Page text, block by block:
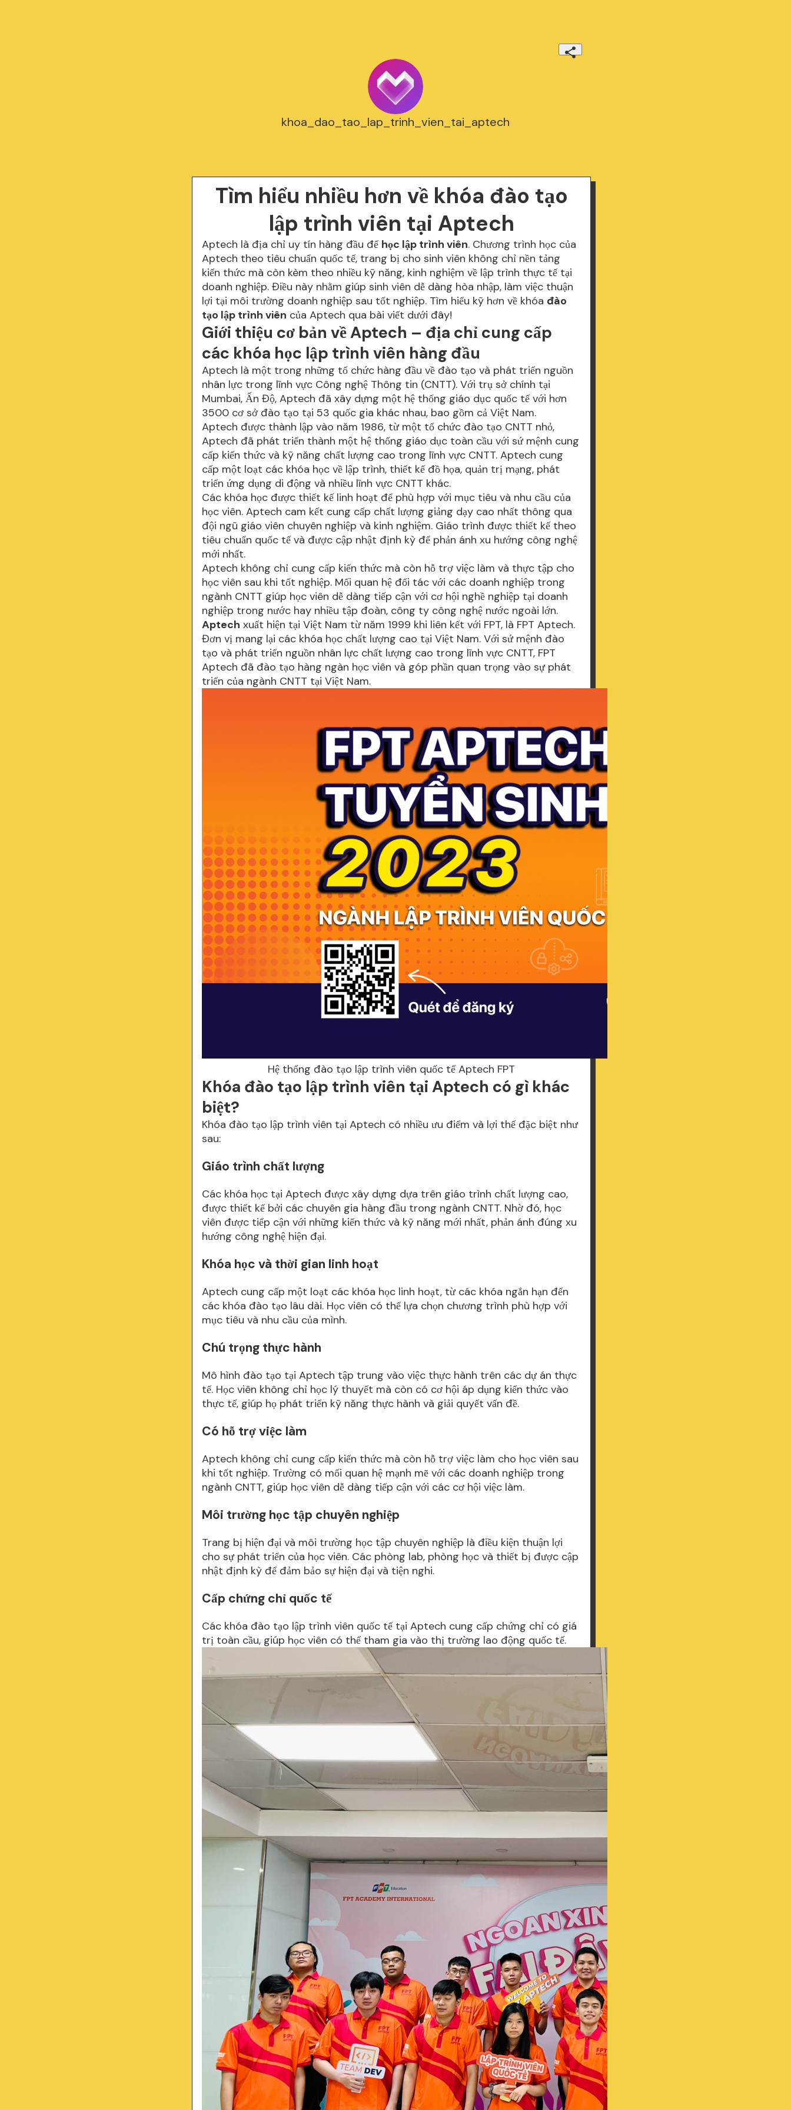
khoa_dao_tao_lap_trinh_vien_tai_aptech
Tìm hiểu nhiều hơn về khóa đào tạo
lập trình viên tại Aptech
Aptech là địa chỉ uy tín hàng đầu để học lập trình viên. Chương trình học của
Aptech theo tiêu chuẩn quốc tế, trang bị cho sinh viên không chỉ nền tảng
kiến thức mà còn kèm theo nhiều kỹ năng, kinh nghiệm về lập trình thực tế tại
doanh nghiệp. Điều này nhằm giúp sinh viên dễ dàng hòa nhập, làm việc thuận
lợi tại môi trường doanh nghiệp sau tốt nghiệp. Tìm hiểu kỹ hơn về khóa đào
tạo lập trình viên của Aptech qua bài viết dưới đây!
Giới thiệu cơ bản về Aptech – địa chỉ cung cấp
các khóa học lập trình viên hàng đầu
Aptech là một trong những tổ chức hàng đầu về đào tạo và phát triển nguồn
nhân lực trong lĩnh vực Công nghệ Thông tin (CNTT). Với trụ sở chính tại
Mumbai, Ấn Độ, Aptech đã xây dựng một hệ thống giáo dục quốc tế với hơn
3500 cơ sở đào tạo tại 53 quốc gia khác nhau, bao gồm cả Việt Nam.
Aptech được thành lập vào năm 1986, từ một tổ chức đào tạo CNTT nhỏ,
Aptech đã phát triển thành một hệ thống giáo dục toàn cầu với sứ mệnh cung
cấp kiến thức và kỹ năng chất lượng cao trong lĩnh vực CNTT. Aptech cung
cấp một loạt các khóa học về lập trình, thiết kế đồ họa, quản trị mạng, phát
triển ứng dụng di động và nhiều lĩnh vực CNTT khác.
Các khóa học được thiết kế linh hoạt để phù hợp với mục tiêu và nhu cầu của
học viên. Aptech cam kết cung cấp chất lượng giảng dạy cao nhất thông qua
đội ngũ giáo viên chuyên nghiệp và kinh nghiệm. Giáo trình được thiết kế theo
tiêu chuẩn quốc tế và được cập nhật định kỳ để phản ánh xu hướng công nghệ
mới nhất.
Aptech không chỉ cung cấp kiến thức mà còn hỗ trợ việc làm và thực tập cho
học viên sau khi tốt nghiệp. Mối quan hệ đối tác với các doanh nghiệp trong
ngành CNTT giúp học viên dễ dàng tiếp cận với cơ hội nghề nghiệp tại doanh
nghiệp trong nước hay nhiều tập đoàn, công ty công nghệ nước ngoài lớn.
Aptech xuất hiện tại Việt Nam từ năm 1999 khi liên kết với FPT, là FPT Aptech.
Đơn vị mang lại các khóa học chất lượng cao tại Việt Nam. Với sứ mệnh đào
tạo và phát triển nguồn nhân lực chất lượng cao trong lĩnh vực CNTT, FPT
Aptech đã đào tạo hàng ngàn học viên và góp phần quan trọng vào sự phát
triển của ngành CNTT tại Việt Nam.
Hệ thống đào tạo lập trình viên quốc tế Aptech FPT
Khóa đào tạo lập trình viên tại Aptech có gì khác
biệt?
Khóa đào tạo lập trình viên tại Aptech có nhiều ưu điểm và lợi thế đặc biệt như
sau:
Giáo trình chất lượng
Các khóa học tại Aptech được xây dựng dựa trên giáo trình chất lượng cao,
được thiết kế bởi các chuyên gia hàng đầu trong ngành CNTT. Nhờ đó, học
viên được tiếp cận với những kiến thức và kỹ năng mới nhất, phản ánh đúng xu
hướng công nghệ hiện đại.
Khóa học và thời gian linh hoạt
Aptech cung cấp một loạt các khóa học linh hoạt, từ các khóa ngắn hạn đến
các khóa đào tạo lâu dài. Học viên có thể lựa chọn chương trình phù hợp với
mục tiêu và nhu cầu của mình.
Chú trọng thực hành
Mô hình đào tạo tại Aptech tập trung vào việc thực hành trên các dự án thực
tế. Học viên không chỉ học lý thuyết mà còn có cơ hội áp dụng kiến thức vào
thực tế, giúp họ phát triển kỹ năng thực hành và giải quyết vấn đề.
Có hỗ trợ việc làm
Aptech không chỉ cung cấp kiến thức mà còn hỗ trợ việc làm cho học viên sau
khi tốt nghiệp. Trường có mối quan hệ mạnh mẽ với các doanh nghiệp trong
ngành CNTT, giúp học viên dễ dàng tiếp cận với các cơ hội việc làm.
Môi trường học tập chuyên nghiệp
Trang bị hiện đại và môi trường học tập chuyên nghiệp là điều kiện thuận lợi
cho sự phát triển của học viên. Các phòng lab, phòng học và thiết bị được cập
nhật định kỳ để đảm bảo sự hiện đại và tiện nghi.
Cấp chứng chỉ quốc tế
Các khóa đào tạo lập trình viên quốc tế tại Aptech cung cấp chứng chỉ có giá
trị toàn cầu, giúp học viên có thể tham gia vào thị trường lao động quốc tế.